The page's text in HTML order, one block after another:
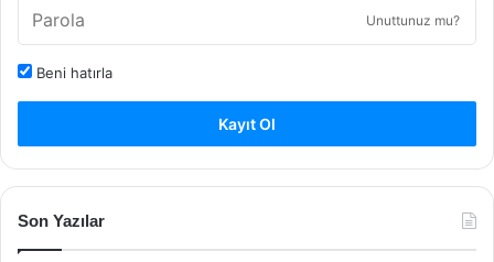
Unuttunuz mu?
Beni hatırla
Kayıt Ol
Son Yazılar